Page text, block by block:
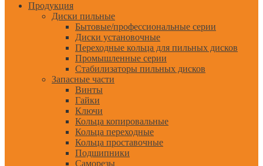
Продукция
Диски пильные
Бытовые/профессиональные серии
Диски установочные
Переходные кольца для пильных дисков
Промышленные серии
Стабилизаторы пильных дисков
Запасные части
Винты
Гайки
Ключи
Кольца копировальные
Кольца переходные
Кольца проставочные
Подшипники
Саморезы